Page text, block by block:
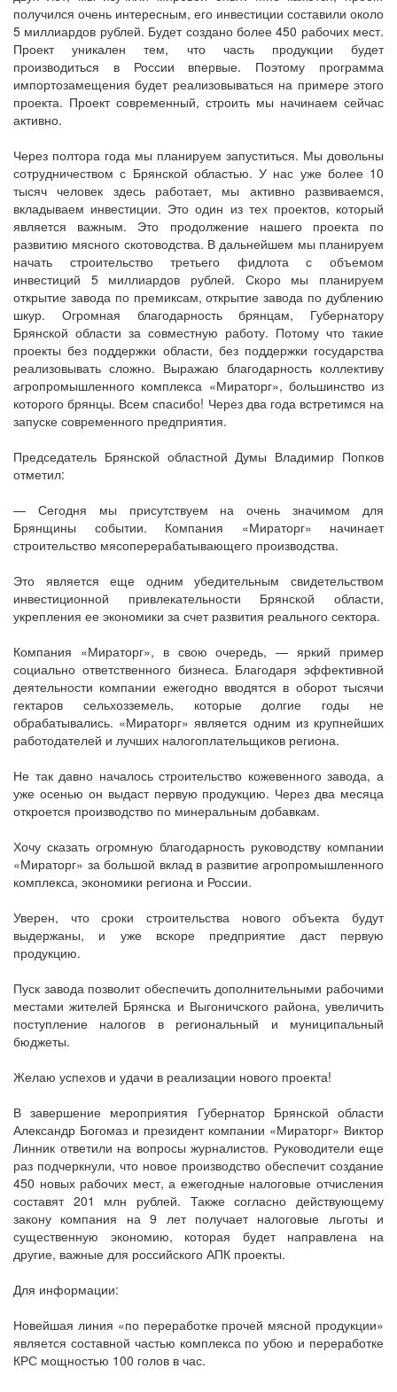
получился очень интересным, его инвестиции составили около
5 миллиардов рублей. Будет создано более 450 рабочих мест.
Проект уникален тем, что часть продукции будет
производиться в России впервые. Поэтому программа
импортозамещения будет реализовываться на примере этого
проекта. Проект современный, строить мы начинаем сейчас
активно.
Через полтора года мы планируем запуститься. Мы довольны
сотрудничеством с Брянской областью. У нас уже более 10
тысяч человек здесь работает, мы активно развиваемся,
вкладываем инвестиции. Это один из тех проектов, который
является важным. Это продолжение нашего проекта по
развитию мясного скотоводства. В дальнейшем мы планируем
начать строительство третьего фидлота с объемом
инвестиций 5 миллиардов рублей. Скоро мы планируем
открытие завода по премиксам, открытие завода по дублению
шкур. Огромная благодарность брянцам, Губернатору
Брянской области за совместную работу. Потому что такие
проекты без поддержки области, без поддержки государства
реализовывать сложно. Выражаю благодарность коллективу
агропромышленного комплекса «Мираторг», большинство из
которого брянцы. Всем спасибо! Через два года встретимся на
запуске современного предприятия.
Председатель Брянской областной Думы Владимир Попков
отметил:
— Сегодня мы присутствуем на очень значимом для
Брянщины событии. Компания «Мираторг» начинает
строительство мясоперерабатывающего производства.
Это является еще одним убедительным свидетельством
инвестиционной привлекательности Брянской области,
укрепления ее экономики за счет развития реального сектора.
Компания «Мираторг», в свою очередь, — яркий пример
социально ответственного бизнеса. Благодаря эффективной
деятельности компании ежегодно вводятся в оборот тысячи
гектаров сельхозземель, которые долгие годы не
обрабатывались. «Мираторг» является одним из крупнейших
работодателей и лучших налогоплательщиков региона.
Не так давно началось строительство кожевенного завода, а
уже осенью он выдаст первую продукцию. Через два месяца
откроется производство по минеральным добавкам.
Хочу сказать огромную благодарность руководству компании
«Мираторг» за большой вклад в развитие агропромышленного
комплекса, экономики региона и России.
Уверен, что сроки строительства нового объекта будут
выдержаны, и уже вскоре предприятие даст первую
продукцию.
Пуск завода позволит обеспечить дополнительными рабочими
местами жителей Брянска и Выгоничского района, увеличить
поступление налогов в региональный и муниципальный
бюджеты.
Желаю успехов и удачи в реализации нового проекта!
В завершение мероприятия Губернатор Брянской области
Александр Богомаз и президент компании «Мираторг» Виктор
Линник ответили на вопросы журналистов. Руководители еще
раз подчеркнули, что новое производство обеспечит создание
450 новых рабочих мест, а ежегодные налоговые отчисления
составят 201 млн рублей. Также согласно действующему
закону компания на 9 лет получает налоговые льготы и
существенную экономию, которая будет направлена на
другие, важные для российского АПК проекты.
Для информации:
Новейшая линия «по переработке прочей мясной продукции»
является составной частью комплекса по убою и переработке
КРС мощностью 100 голов в час.